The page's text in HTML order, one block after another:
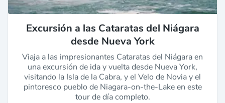
Excursión a las Cataratas del Niágara
desde Nueva York
Viaja a las impresionantes Cataratas del Niágara en
una excursión de ida y vuelta desde Nueva York,
visitando la Isla de la Cabra, y el Velo de Novia y el
pintoresco pueblo de Niagara-on-the-Lake en este
tour de día completo.